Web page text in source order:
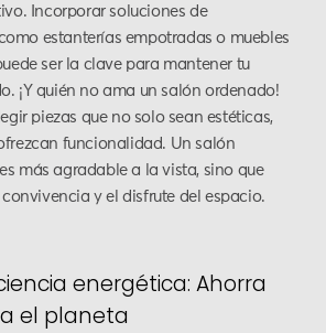
Incorporar soluciones de
estanterías empotradas o muebles
ser la clave para mantener tu
¡Y quién no ama un salón ordenado!
piezas que no solo sean estéticas,
funcionalidad. Un salón
más agradable a la vista, sino que
y el disfrute del espacio.
energética: Ahorra
el planeta